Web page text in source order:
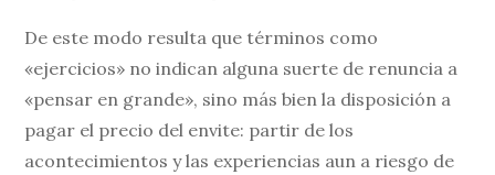
De este modo resulta que términos como
«ejercicios» no indican alguna suerte de renuncia a
«pensar en grande», sino más bien la disposición a
pagar el precio del envite: partir de los
acontecimientos y las experiencias aun a riesgo de